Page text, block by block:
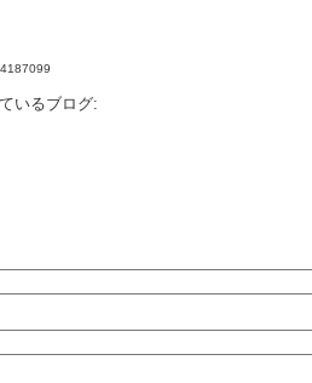
いるブログ: